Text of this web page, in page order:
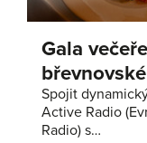
Gala
Spojit
Active Radio
Radio) s…